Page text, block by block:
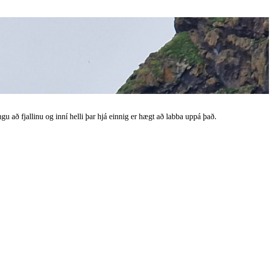
að fjallinu og inní helli þar hjá einnig er hægt að labba uppá það.